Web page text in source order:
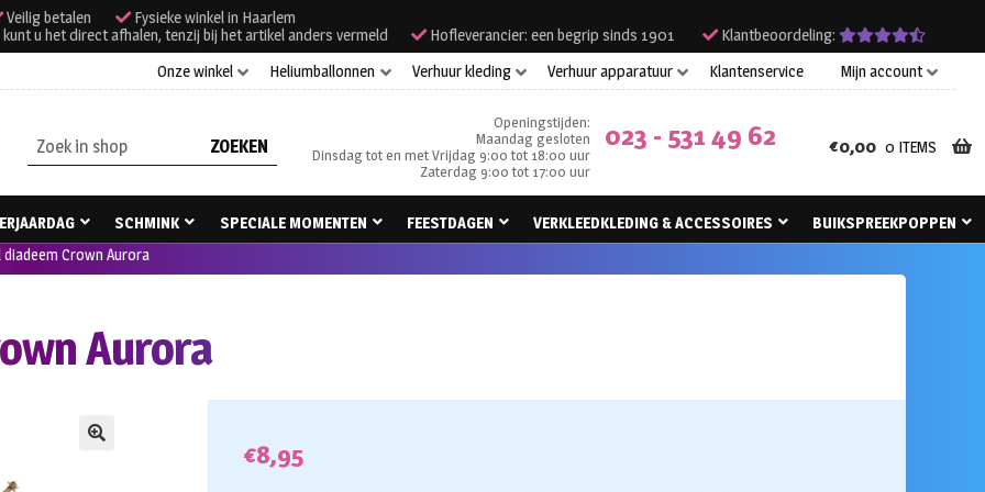
Veilig betalen
Fysieke winkel in Haarlem
u het direct afhalen, tenzij bij het artikel anders vermeld
Hofleverancier: een begrip sinds 1901
Klantbeoordeling:
Onze winkel
Heliumballonnen Verhuur kleding Verhuur apparatuur Klantenservice Mijn account
Zoeken
naar:
Openingstijden:
Maandag gesloten
Dinsdag tot en met Vrijdag 9:00 tot 18:00 uur
Zaterdag 9:00 tot 17:00 uur
023 - 531 49 62 €0,00 0 ITEMS
SCHMINK SPECIALE MOMENTEN FEESTDAGEN VERKLEEDKLEDING & ACCESSOIRES
BUIKSPREEKPOPPEN
diadeem Crown Aurora
Aurora
€8,95